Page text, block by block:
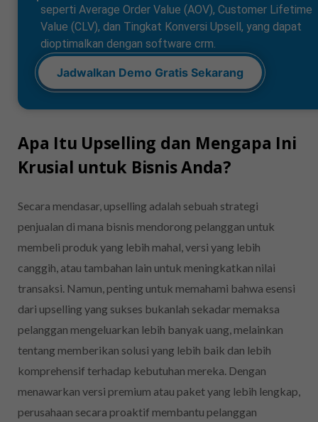
seperti Average Order Value (AOV), Customer Lifetime
Value (CLV), dan Tingkat Konversi Upsell, yang dapat
dioptimalkan dengan software crm.
Jadwalkan Demo Gratis Sekarang
Apa Itu Upselling dan Mengapa Ini
Krusial untuk Bisnis Anda?
Secara mendasar, upselling adalah sebuah strategi
penjualan di mana bisnis mendorong pelanggan untuk
membeli produk yang lebih mahal, versi yang lebih
canggih, atau tambahan lain untuk meningkatkan nilai
transaksi. Namun, penting untuk memahami bahwa esensi
dari upselling yang sukses bukanlah sekadar memaksa
pelanggan mengeluarkan lebih banyak uang, melainkan
tentang memberikan solusi yang lebih baik dan lebih
komprehensif terhadap kebutuhan mereka. Dengan
menawarkan versi premium atau paket yang lebih lengkap,
perusahaan secara proaktif membantu pelanggan